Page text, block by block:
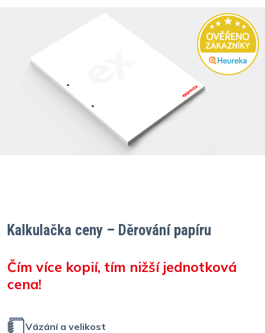
Kalkulačka ceny – Děrování papíru
Čím více kopií, tím nižší jednotková
cena!
Vázání a velikost